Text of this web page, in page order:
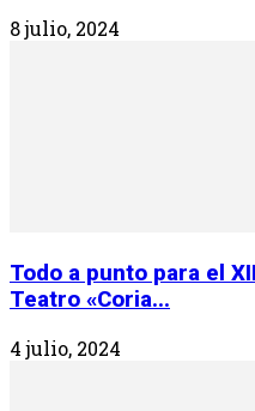
8 julio, 2024
Todo a punto para el
Teatro «Coria...
4 julio, 2024